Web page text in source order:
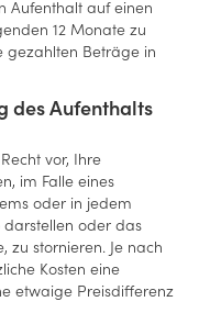
Aufenthalt auf einen
12 Monate zu
gezahlten Beträge in
des Aufenthalts
vor, Ihre
im Falle eines
oder in jedem
darstellen oder das
zu stornieren. Je nach
Kosten eine
etwaige Preisdifferenz